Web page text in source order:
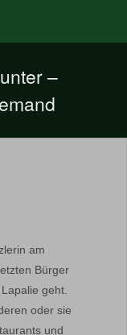
–
am
Bürger
geht.
oder sie
und